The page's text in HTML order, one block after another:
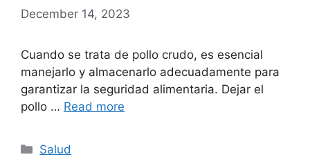
December 14, 2023
Cuando se trata de pollo crudo, es esencial
manejarlo y almacenarlo adecuadamente para
garantizar la seguridad alimentaria. Dejar el
pollo … Read more
Categories
Salud